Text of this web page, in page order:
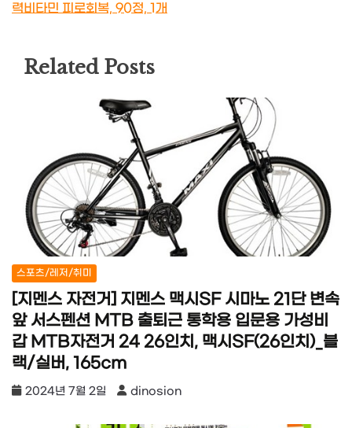
력비타민 피로회복, 90정, 1개
Related Posts
스포츠/레저/취미
[지멘스 자전거] 지멘스 맥시SF 시마노 21단 변속
앞 서스펜션 MTB 출퇴근 통학용 입문용 가성비
갑 MTB자전거 24 26인치, 맥시SF(26인치)_블
랙/실버, 165cm
2024년 7월 2일 dinosion